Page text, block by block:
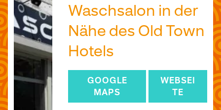
Waschsalon in der
Nähe des Old Town
Hotels
GOOGLE
MAPS
WEBSEI
TE